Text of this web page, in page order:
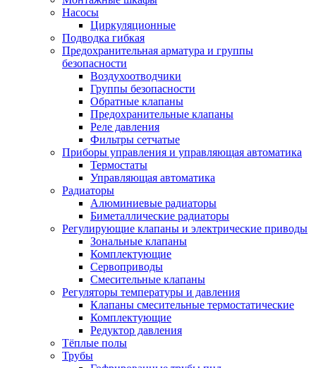
Насосы
Циркуляционные
Подводка гибкая
Предохранительная арматура и группы
безопасности
Воздухоотводчики
Группы безопасности
Обратные клапаны
Предохранительные клапаны
Реле давления
Фильтры сетчатые
Приборы управления и управляющая автоматика
Термостаты
Управляющая автоматика
Радиаторы
Алюминиевые радиаторы
Биметаллические радиаторы
Регулирующие клапаны и электрические приводы
Зональные клапаны
Комплектующие
Сервоприводы
Смесительные клапаны
Регуляторы температуры и давления
Клапаны смесительные термостатические
Комплектующие
Редуктор давления
Тёплые полы
Трубы